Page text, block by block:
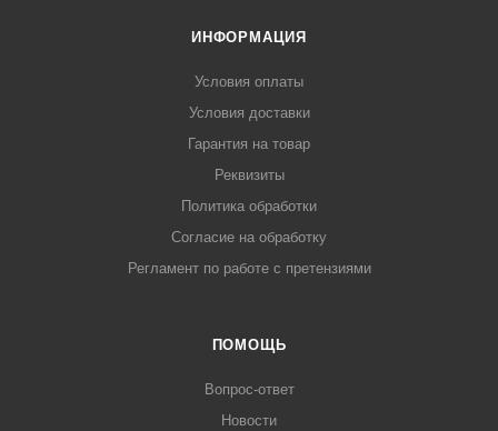
ИНФОРМАЦИЯ
Условия оплаты
Условия доставки
Гарантия на товар
Реквизиты
Политика обработки
Согласие на обработку
Регламент по работе с претензиями
ПОМОЩЬ
Вопрос-ответ
Новости